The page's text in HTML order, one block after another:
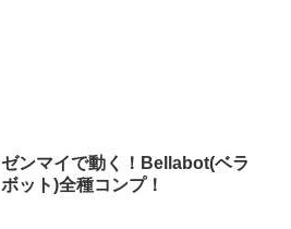
ゼンマイで動く！Bellabot(ベラ
ボット)全種コンプ！